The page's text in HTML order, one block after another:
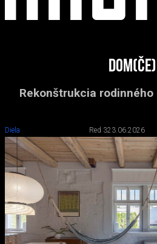
Rekonštrukcia
Diela Red 323.06.2026